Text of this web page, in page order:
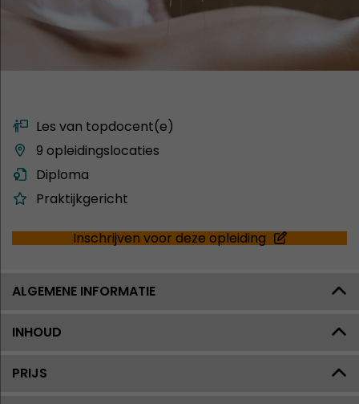
Les van topdocent(e)
9 opleidingslocaties
Diploma
Praktijkgericht
Inschrijven voor deze opleiding
ALGEMENE INFORMATIE
INHOUD
PRIJS